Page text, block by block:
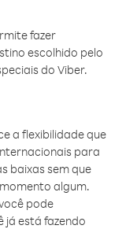
fazer
escolhido pelo
do Viber.
a flexibilidade que
para
baixas sem que
algum.
pode
já está fazendo